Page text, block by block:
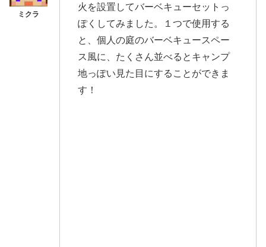
火を設置してバーベキューセットっ
ぽくしてみました。１つで使用する
と、個人の庭のバーベキュースペー
ス風に、たくさん並べるとキャンプ
地っぽい見た目にすることができま
す！